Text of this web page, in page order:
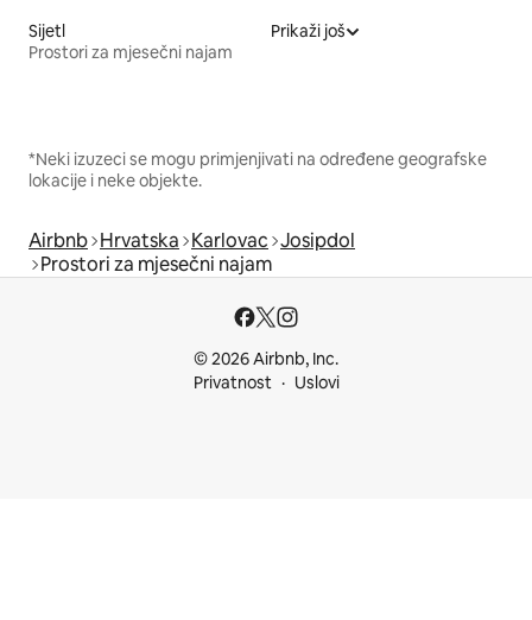
Sijetl
Prostori za mjesečni najam
Prikaži još
*Neki izuzeci se mogu primjenjivati na određene geografske
lokacije i neke objekte.
Airbnb Hrvatska Karlovac Josipdol
Prostori za mjesečni najam
© 2026 Airbnb, Inc.
Privatnost
Uslovi